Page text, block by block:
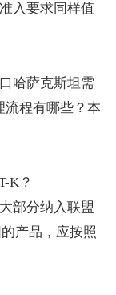
入要求同样值
哈萨克斯坦需
流程有哪些？本
K ？
部分纳入联盟
产品，应按照